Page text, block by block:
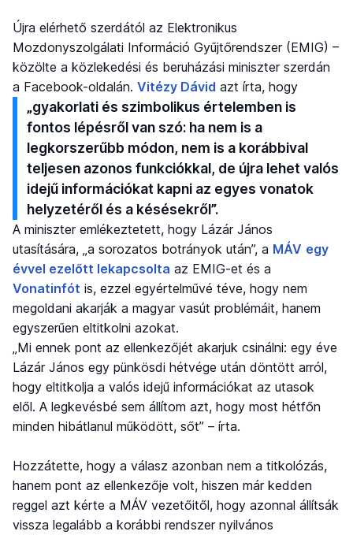
Újra elérhető szerdától az Elektronikus
Mozdonyszolgálati Információ Gyűjtőrendszer (EMIG) –
közölte a közlekedési és beruházási miniszter szerdán
a Facebook-oldalán. Vitézy Dávid azt írta, hogy
„gyakorlati és szimbolikus értelemben is
fontos lépésről van szó: ha nem is a
legkorszerűbb módon, nem is a korábbival
teljesen azonos funkciókkal, de újra lehet valós
idejű információkat kapni az egyes vonatok
helyzetéről és a késésekről”.
A miniszter emlékeztetett, hogy Lázár János
utasítására, „a sorozatos botrányok után”, a MÁV egy
évvel ezelőtt lekapcsolta az EMIG-et és a
Vonatinfót is, ezzel egyértelművé téve, hogy nem
megoldani akarják a magyar vasút problémáit, hanem
egyszerűen eltitkolni azokat.
„Mi ennek pont az ellenkezőjét akarjuk csinálni: egy éve
Lázár János egy pünkösdi hétvége után döntött arról,
hogy eltitkolja a valós idejű információkat az utasok
elől. A legkevésbé sem állítom azt, hogy most hétfőn
minden hibátlanul működött, sőt” – írta.
Hozzátette, hogy a válasz azonban nem a titkolózás,
hanem pont az ellenkezője volt, hiszen már kedden
reggel azt kérte a MÁV vezetőitől, hogy azonnal állítsák
vissza legalább a korábbi rendszer nyilvános